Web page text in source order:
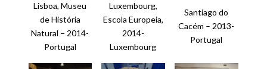
Lisboa, Museu
de História
Natural – 2014-
Portugal
Luxembourg,
Escola Europeia,
2014-
Luxembourg
Santiago do
Cacém – 2013-
Portugal